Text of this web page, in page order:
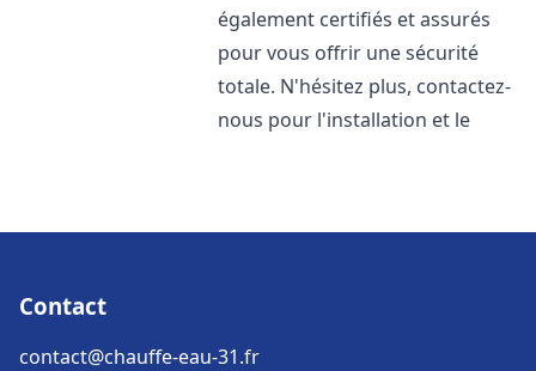
également certifiés et assurés
pour vous offrir une sécurité
totale. N'hésitez plus, contactez-
nous pour l'installation et le
Contact
contact@chauffe-eau-31.fr